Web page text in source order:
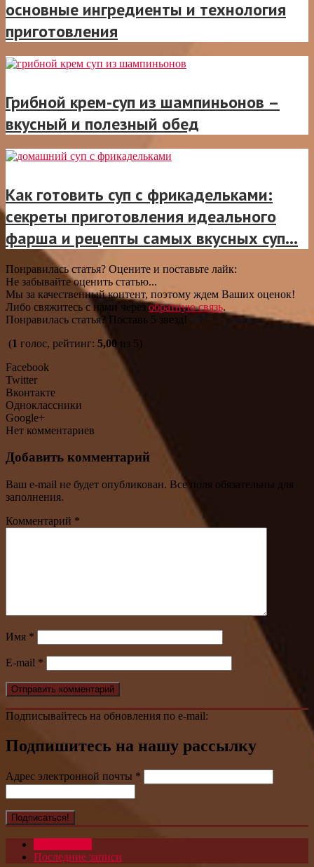
основные ингредиенты и технология
приготовления
Грибной крем-суп из шампиньонов –
вкусный и полезный обед
Как готовить суп с фрикадельками:
секреты приготовления идеального
фарша и рецепты самых вкусных суп...
Понравилась статья? Оцените и поставьте лайк:
Не забывайте оценить статью...
Мы за качественный контент, поэтому ждем Ваших оценок!
Либо свяжитесь с нами черезобратную связь.
Понравилась статья? Поставь 5 звезд!
(1 голос, рейтинг: 5,00 из 5)
Facebook
Twitter
Вконтакте
Одноклассники
Google+
Нет комментариев
Добавить комментарий
Ваш e-mail не будет опубликован. Все поля обязательны для
заполнения.
Комментарий *
Имя *
E-mail *
Подписывайтесь на обновления по e-mail:
Подпишитесь на нашу рассылку
Адрес электронной почты *
Последние записи